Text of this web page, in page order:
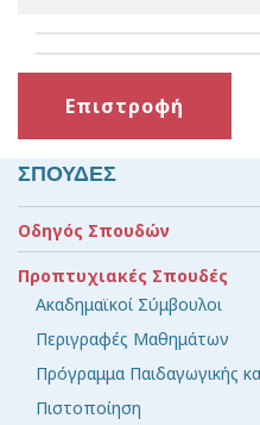
Επιστροφή
ΣΠΟΥΔΕΣ
Οδηγός Σπουδών
Προπτυχιακές Σπουδές
Ακαδημαϊκοί Σύμβουλοι
Περιγραφές Μαθημάτων
Πρόγραμμα Παιδαγωγικής
Πιστοποίηση